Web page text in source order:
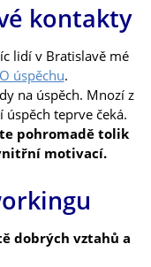
kontakty
lidí v Bratislavě mé
O úspěchu.
na úspěch. Mnozí z
teprve čeká.
pohromadě tolik
motivací.
dobrých vztahů a